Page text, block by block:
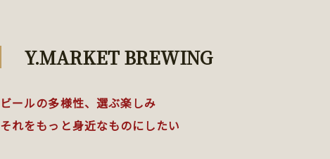
Y.MARKET BREWING
ビールの多様性、選ぶ楽しみ
それをもっと身近なものにしたい